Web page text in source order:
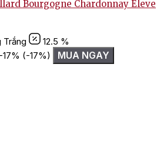
Bourgogne Chardonnay Eleve
Trắng
12.5 %
(-17%) MUA NGAY